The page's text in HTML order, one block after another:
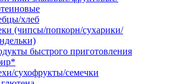
хлеб
(чипсы/попкорн/сухарики/
быстрого приготовления
сухофрукты/семечки